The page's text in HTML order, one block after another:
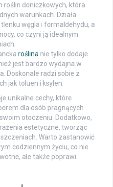
roślin doniczkowych, która
warunkach. Działa
węgla i formaldehydu, a
co czyni ją idealnym
roślina nie tylko dodaje
jest bardzo wydajna w
Doskonale radzi sobie z
jak toluen i ksylen.
unikalne cechy, które
dla osób pragnących
otoczeniu. Dodatkowo,
estetyczne, tworząc
Warto zastanowić
codziennym życiu, co nie
ale także poprawi